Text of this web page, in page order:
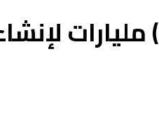
ميسان تخصيص (9)